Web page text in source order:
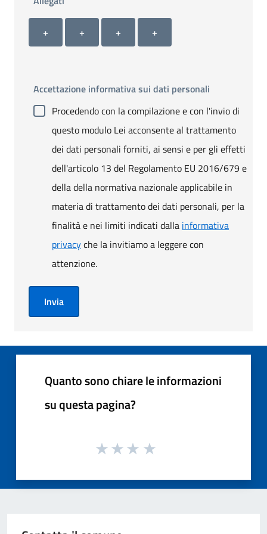
Allegato 1
+
Allegato 2
+
Allegato 3
+
Allegato 4
+
Accettazione informativa sui dati personali
Procedendo con la compilazione e con l'invio di
questo modulo Lei acconsente al trattamento
dei dati personali forniti, ai sensi e per gli effetti
dell'articolo 13 del Regolamento EU 2016/679 e
della della normativa nazionale applicabile in
materia di trattamento dei dati personali, per la
finalità e nei limiti indicati dalla informativa
privacyche la invitiamo a leggere con
attenzione.
Invia
Quanto sono chiare le informazioni
su questa pagina?